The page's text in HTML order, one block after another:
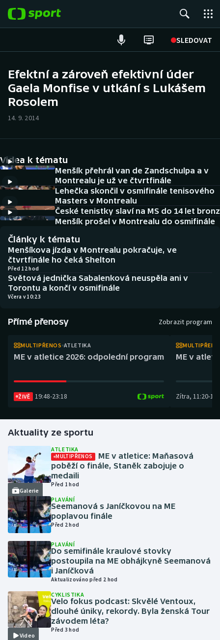
SLEDOVAT
ME v plavání
Tenis
DALŠÍ SPORTY
Americký fotbal
Baseball a softbal
Basketbal
Biatlon
Boby a skeleton
Box
Cyklistika
Dostihy
Futsal
Golf
Gymnastika
Házená
Jezdectví
Krasobruslení
Lezení
NEPŘEHLÉDNĚTE
Historické návraty
Aplikace ČT sport
AZ kvíz
Efektní a zároveň efektivní úder
Gaela Monfise v utkání s Lukášem
Rosolem
14. 9. 2014
Videa k tématu
Menšík přehrál van de Zandschulpa a v
Montrealu je už ve čtvrtfinále
Lehečka skončil v osmifinále tenisového
Masters v Montrealu
České tenistky slaví na MS do 14 let bronz
Menšík prošel v Montrealu do osmifinále
Články k tématu
Menšíkova jízda v Montrealu pokračuje, ve
čtvrtfinále ho čeká Shelton
Před 12 hod
Světová jednička Sabalenková neuspěla ani v
Torontu a končí v osmifinále
Včera v 10:23
Přímé přenosy Zobrazit program
MULTIPŘENOS ATLETIKA
ME v atletice 2026: odpolední program
ŽIVĚ 19:48-23:18
ME v
Zítra, 11:20-
Aktuality ze sportu
Galerie
ATLETIKA
MULTIPŘENOS
ME v atletice: Maňasová
poběží o finále, Staněk zabojuje o
medaili
Před 1 hod
PLAVÁNÍ
Seemanová s Janíčkovou na ME
poplavou finále
Před 2 hod
PLAVÁNÍ
Do semifinále kraulové stovky
postoupila na ME obhájkyně Seemanová
i Janíčková
Aktualizováno před 2 hod
Video
CYKLISTIKA
Velo fokus podcast: Skvělé Ventoux,
dlouhé úniky, rekordy. Byla ženská Tour
závodem léta?
Před 3 hod